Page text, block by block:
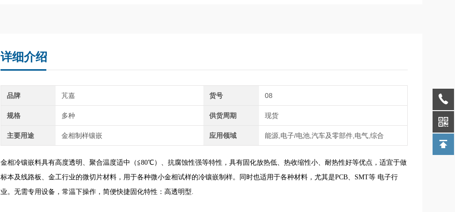
详细介绍
品牌 芃嘉 货号 08
规格 多种 供货周期 现货
主要用途 金相制样镶嵌 应用领域 能源,电子/电池,汽车及零部件,电气,综合
金相冷镶嵌料具有高度透明、聚合温度适中（≦80℃）、抗腐蚀性强等特性，具有固化放热低、热收缩性小、耐热性好等优点，适宜于做
标本及线路板、金工行业的微切片材料，用于各种微小金相试样的冷镶嵌制样。同时也适用于各种材料，尤其是PCB、SMT等 电子行
业。无需专用设备，常温下操作，简便快捷固化特性：高透明型.